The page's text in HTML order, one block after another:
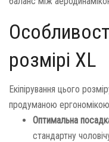
розмірі XL
Екіпірування цього
продуманою
Оптимальна
стандартну